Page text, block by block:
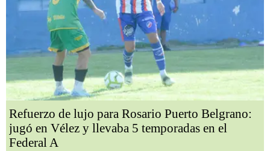
Refuerzo de lujo para Rosario Puerto Belgrano:
jugó en Vélez y llevaba 5 temporadas en el
Federal A